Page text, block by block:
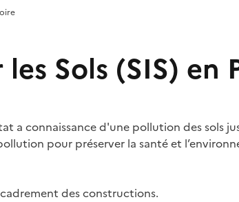
Sols (SIS) en
a connaissance d'une pollution des sols
pour préserver la santé et
des constructions.